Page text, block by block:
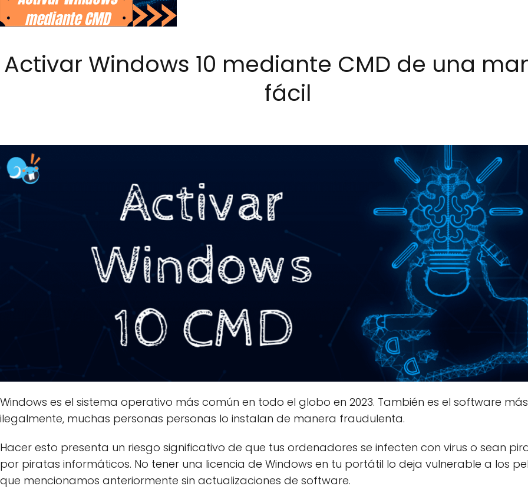
Activar Windows 10 mediante CMD de una
fácil
Windows es el sistema operativo más común en todo el globo en 2023. También es el software
ilegalmente, muchas personas personas lo instalan de manera fraudulenta.
Hacer esto presenta un riesgo significativo de que tus ordenadores se infecten con virus o sean
por piratas informáticos. No tener una licencia de Windows en tu portátil lo deja vulnerable a los
que mencionamos anteriormente sin actualizaciones de software.